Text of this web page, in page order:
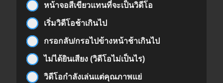
หน้าจอสีเขียวแทนที่จะเป็นวิดีโอ
เริ่มวิดีโอช้าเกินไป
กรอกลับ/กรอไปข้างหน้าช้าเกินไป
ไม่ได้ยินเสียง (วิดีโอไม่เป็นไร)
วิดีโอกำลังเล่นแต่คุณภาพแย่